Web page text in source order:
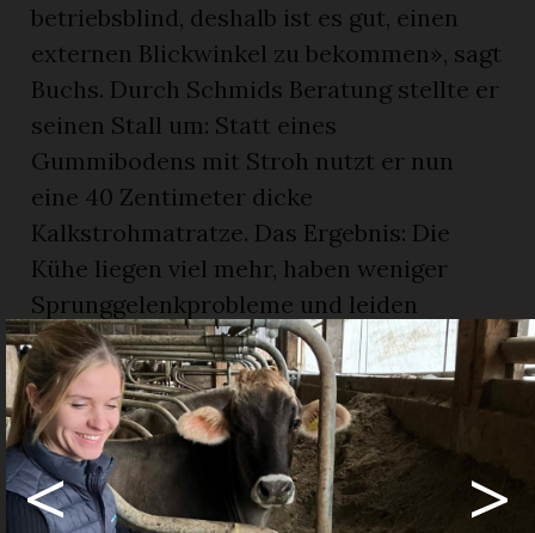
betriebsblind, deshalb ist es gut, einen
externen Blickwinkel zu bekommen», sagt
Buchs. Durch Schmids Beratung stellte er
seinen Stall um: Statt eines
Gummibodens mit Stroh nutzt er nun
eine 40 Zentimeter dicke
Kalkstrohmatratze. Das Ergebnis: Die
Kühe liegen viel mehr, haben weniger
Sprunggelenkprobleme und leiden
seltener an Euterentzündungen. «Seit den
Veränderungen geht es den Kühen
deutlich besser. Sie sind gesünder, liegen
mehr und dadurch hat sich auch die
Milchproduktion erhöht, weil sie weniger
ausfallen», berichtet Buchs. Auch
< >